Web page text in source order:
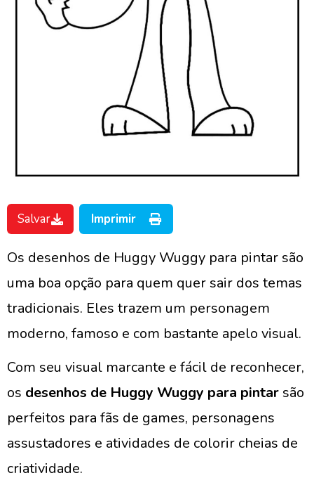
Salvar Imprimir
Os desenhos de Huggy Wuggy para pintar são
uma boa opção para quem quer sair dos temas
tradicionais. Eles trazem um personagem
moderno, famoso e com bastante apelo visual.
Com seu visual marcante e fácil de reconhecer,
os desenhos de Huggy Wuggy para pintar são
perfeitos para fãs de games, personagens
assustadores e atividades de colorir cheias de
criatividade.